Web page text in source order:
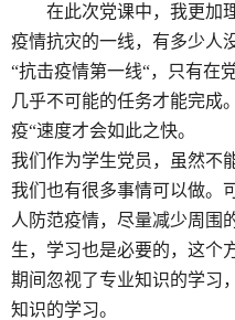
在此次党课中，我更加
疫情抗灾的一线，有多少人
“抗击疫情第一线“，只有在
几乎不可能的任务才能完成
疫“速度才会如此之快。
我们作为学生党员，虽然不
我们也有很多事情可以做。
人防范疫情，尽量减少周围
生，学习也是必要的，这个
期间忽视了专业知识的学习
知识的学习。